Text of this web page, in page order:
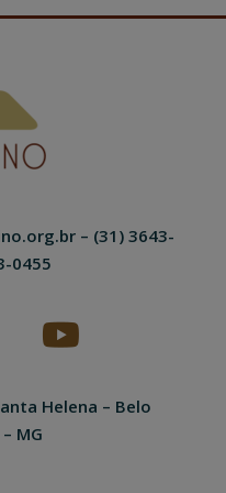
– (31) 3643-
0455
Helena – Belo
MG